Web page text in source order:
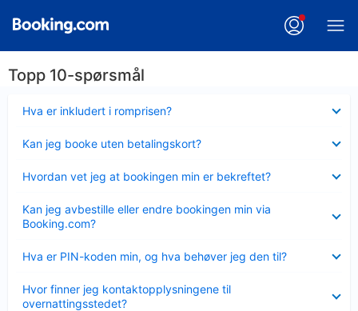
Topp 10-spørsmål
Hva er inkludert i romprisen?
mindre
Kan jeg booke uten betalingskort?
mindre
Hvordan vet jeg at bookingen min er bekreftet?
mindre
Kan jeg avbestille eller endre bookingen min via
Booking.com?
mindre
Hva er PIN-koden min, og hva behøver jeg den til?
mindre
Hvor finner jeg kontaktopplysningene til
overnattingsstedet?
mindre